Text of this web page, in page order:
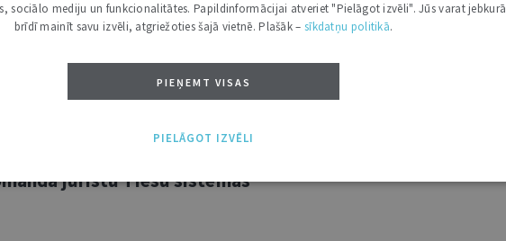
vecāko juristu Civiltiesību
juristu Tiesu sistēmas
sociālo mediju un funkcionalitātes. Papildinformācijai atveriet "Pielāgot izvēli". Jūs varat jebkurā
brīdī mainīt savu izvēli, atgriežoties šajā vietnē. Plašāk – sīkdatņu politikā.
PIEŅEMT VISAS
PIELĀGOT IZVĒLI